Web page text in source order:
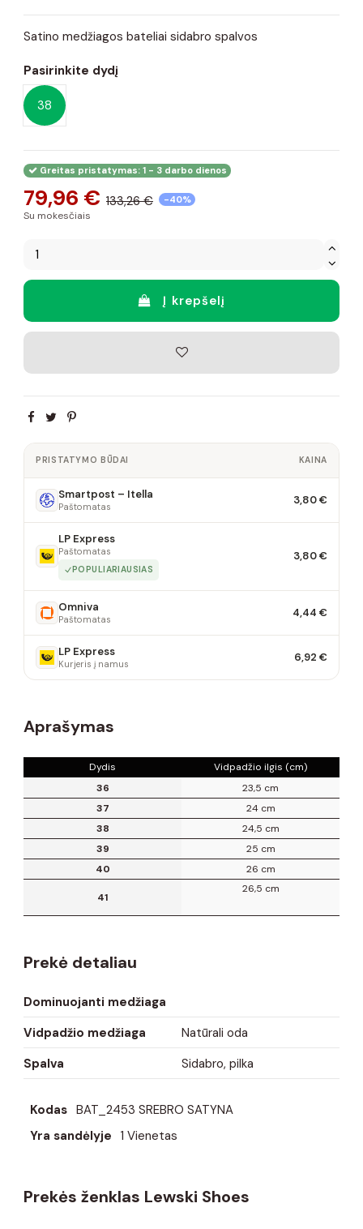
Satino medžiagos bateliai sidabro spalvos
Pasirinkite dydį
38
Greitas pristatymas: 1 - 3 darbo dienos
79,96 € 133,26 € -40%
Su mokesčiais
Į krepšelį
PRISTATYMO BŪDAI KAINA
Smartpost – Itella
Paštomatas 3,80 €
LP Express
Paštomatas
POPULIARIAUSIAS
3,80 €
Omniva
Paštomatas 4,44 €
LP Express
Kurjeris į namus 6,92 €
Aprašymas
Dydis
Vidpadžio ilgis (cm)
36
23,5 cm
37
24 cm
38
24,5 cm
39
25 cm
40
26 cm
41
26,5 cm
Prekė detaliau
Dominuojanti medžiaga
Vidpadžio medžiaga
Natūrali oda
Spalva
Sidabro, pilka
Kodas BAT_2453 SREBRO SATYNA
Yra sandėlyje 1 Vienetas
Prekės ženklas Lewski Shoes